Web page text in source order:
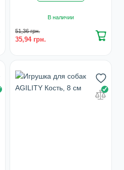
В наличии
51,36 грн.
35,94 грн.